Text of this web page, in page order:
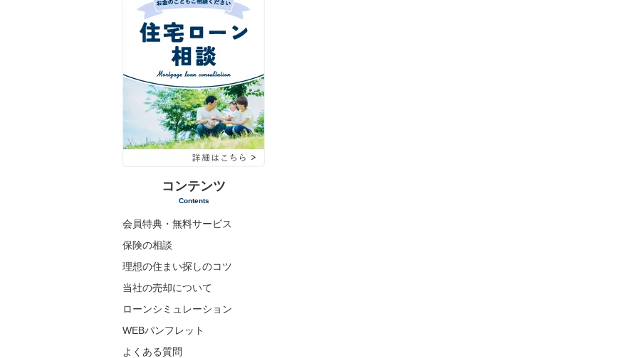
コンテンツ
Contents
会員特典・無料サービス
保険の相談
理想の住まい探しのコツ
当社の売却について
ローンシミュレーション
WEBパンフレット
よくある質問